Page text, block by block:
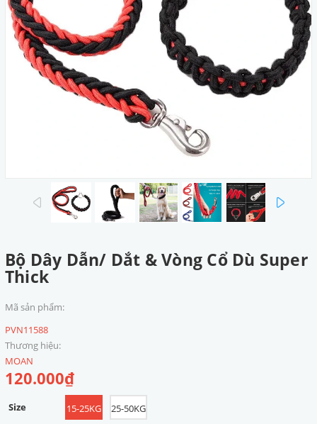
prev
Bộ Dây Dẫn/ Dắt & Vòng Cổ Dù Super
Thick
Mã sản phẩm:
PVN11588
Thương hiệu:
MOAN
120.000₫
Size 15-25KG 25-50KG